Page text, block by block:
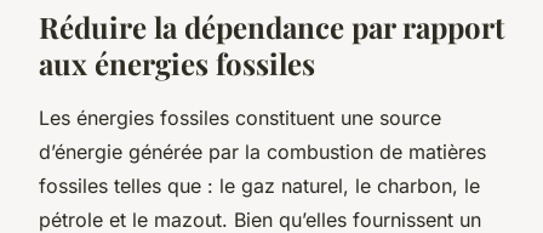
Réduire la dépendance par rapport
aux énergies fossiles
Les énergies fossiles constituent une source
d’énergie générée par la combustion de matières
fossiles telles que : le gaz naturel, le charbon, le
pétrole et le mazout. Bien qu’elles fournissent un